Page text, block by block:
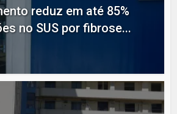
reduz em até 85%
no SUS por fibrose...